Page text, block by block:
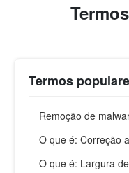
Termos
Remoção de
O que é: Correção
O que é: Largura